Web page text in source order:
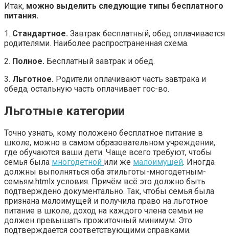
Итак, можно выделить следующие типы бесплатного
питания.
1. Стандартное. Завтрак бесплатный, обед оплачивается
родителями. Наиболее распространенная схема.
2. Полное. Бесплатный завтрак и обед.
3. Льготное. Родители оплачивают часть завтрака и
обеда, остальную часть оплачивает гос-во.
Льготные категории
Точно узнать, кому положено бесплатное питание в
школе, можно в самом образовательном учреждении,
где обучаются ваши дети. Чаще всего требуют, чтобы
семья была многодетной или же малоимущей. Иногда
должны выполняться оба этильготы-многодетным-
семьям.htmlх условия. Причём всё это должно быть
подтверждено документально. Так, чтобы семья была
признана малоимущей и получила право на льготное
питание в школе, доход на каждого члена семьи не
должен превышать прожиточный минимум. Это
подтверждается соответствующими справками.